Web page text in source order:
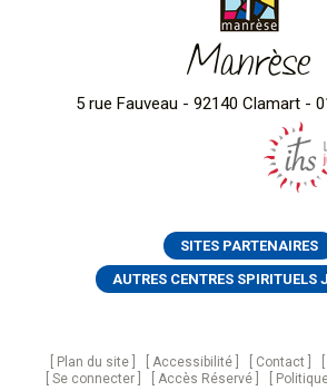
Manrèse
5 rue Fauveau - 92140 Clamart -
SITES PARTENAIRES
AUTRES CENTRES SPIRITUELS
Plan du site Accessibilité Contact
Se connecter
Accès Réservé